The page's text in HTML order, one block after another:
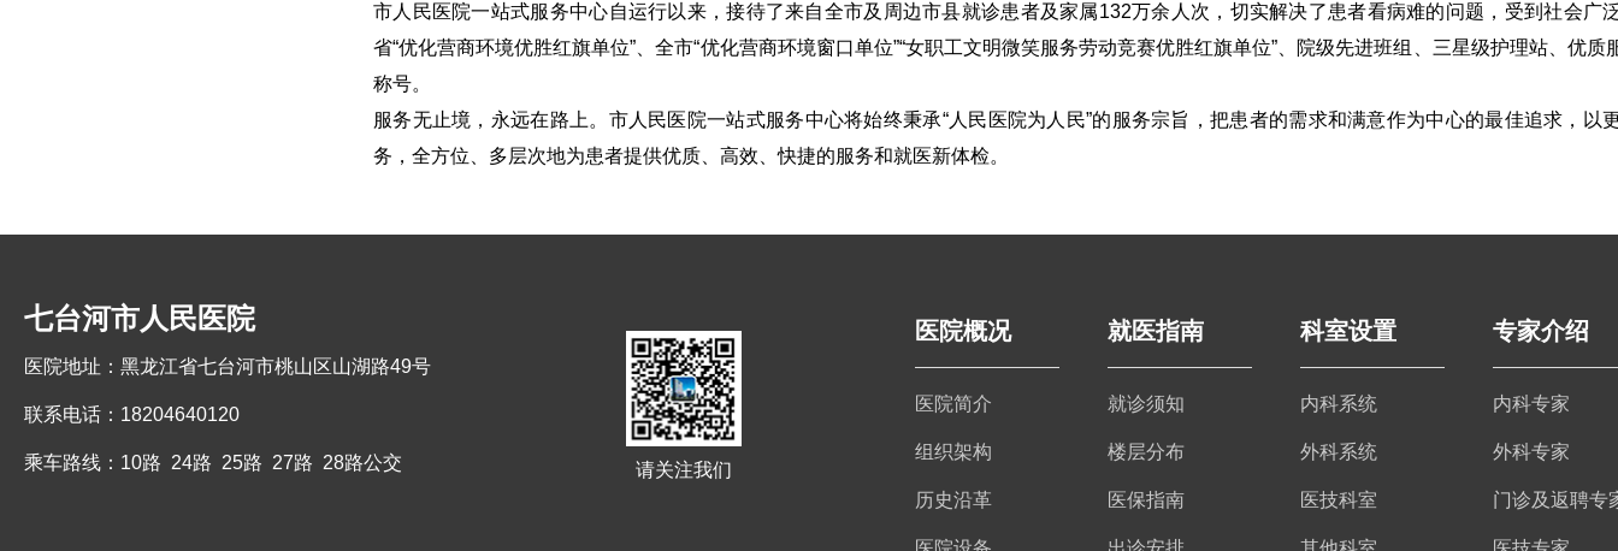
市人民医院一站式服务中心自运行以来，接待了来自全市及周边市县就诊患者及家属132万余人次，切实解决了患者看病难的问题，受到社会广
省“优化营商环境优胜红旗单位” 、全市“优化营商环境窗口单位”“女职工文明微笑服务劳动竞赛优胜红旗单位” 、院级先进班组、三星级护理站、优质
称号。
服务无止境，永远在路上。市人民医院一站式服务中心将始终秉承“人民医院为人民”的服务宗旨，把患者的需求和满意作为中心的最佳追求，以
务，全方位、多层次地为患者提供优质、高效、快捷的服务和就医新体检。
七台河市人民医院
医院地址：黑龙江省七台河市桃山区山湖路49号
联系电话：18204640120
乘车路线：10路 24路 25路 27路 28路公交 请关注我们
医院概况
医院简介
组织架构
历史沿革
就医指南
就诊须知
楼层分布
医保指南
科室设置
内科系统
外科系统
医技科室
专家介绍
内科专家
外科专家
门诊及返聘专